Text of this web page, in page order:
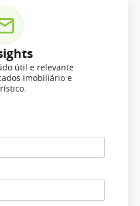
útil e relevante
imobiliário e